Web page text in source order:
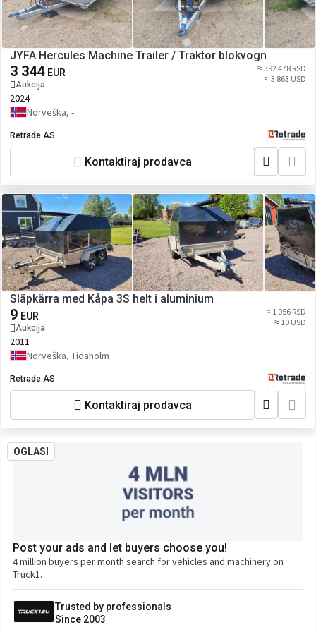
JYFA Hercules Machine Trailer / Traktor blokvogn
3 344 EUR
Aukcija
≈ 392 478 RSD
≈ 3 863 USD
2024
Norveška, -
Retrade AS
Kontaktiraj prodavca
Släpkärra med Kåpa 3S helt i aluminium
9 EUR
Aukcija
≈ 1 056 RSD
≈ 10 USD
2011
Norveška, Tidaholm
Retrade AS
Kontaktiraj prodavca
OGLASI
Post your ads and let buyers choose you!
4 million buyers per month search for vehicles and machinery on
Truck1.
Trusted by professionals
Since 2003